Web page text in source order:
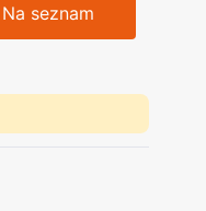
Na seznam